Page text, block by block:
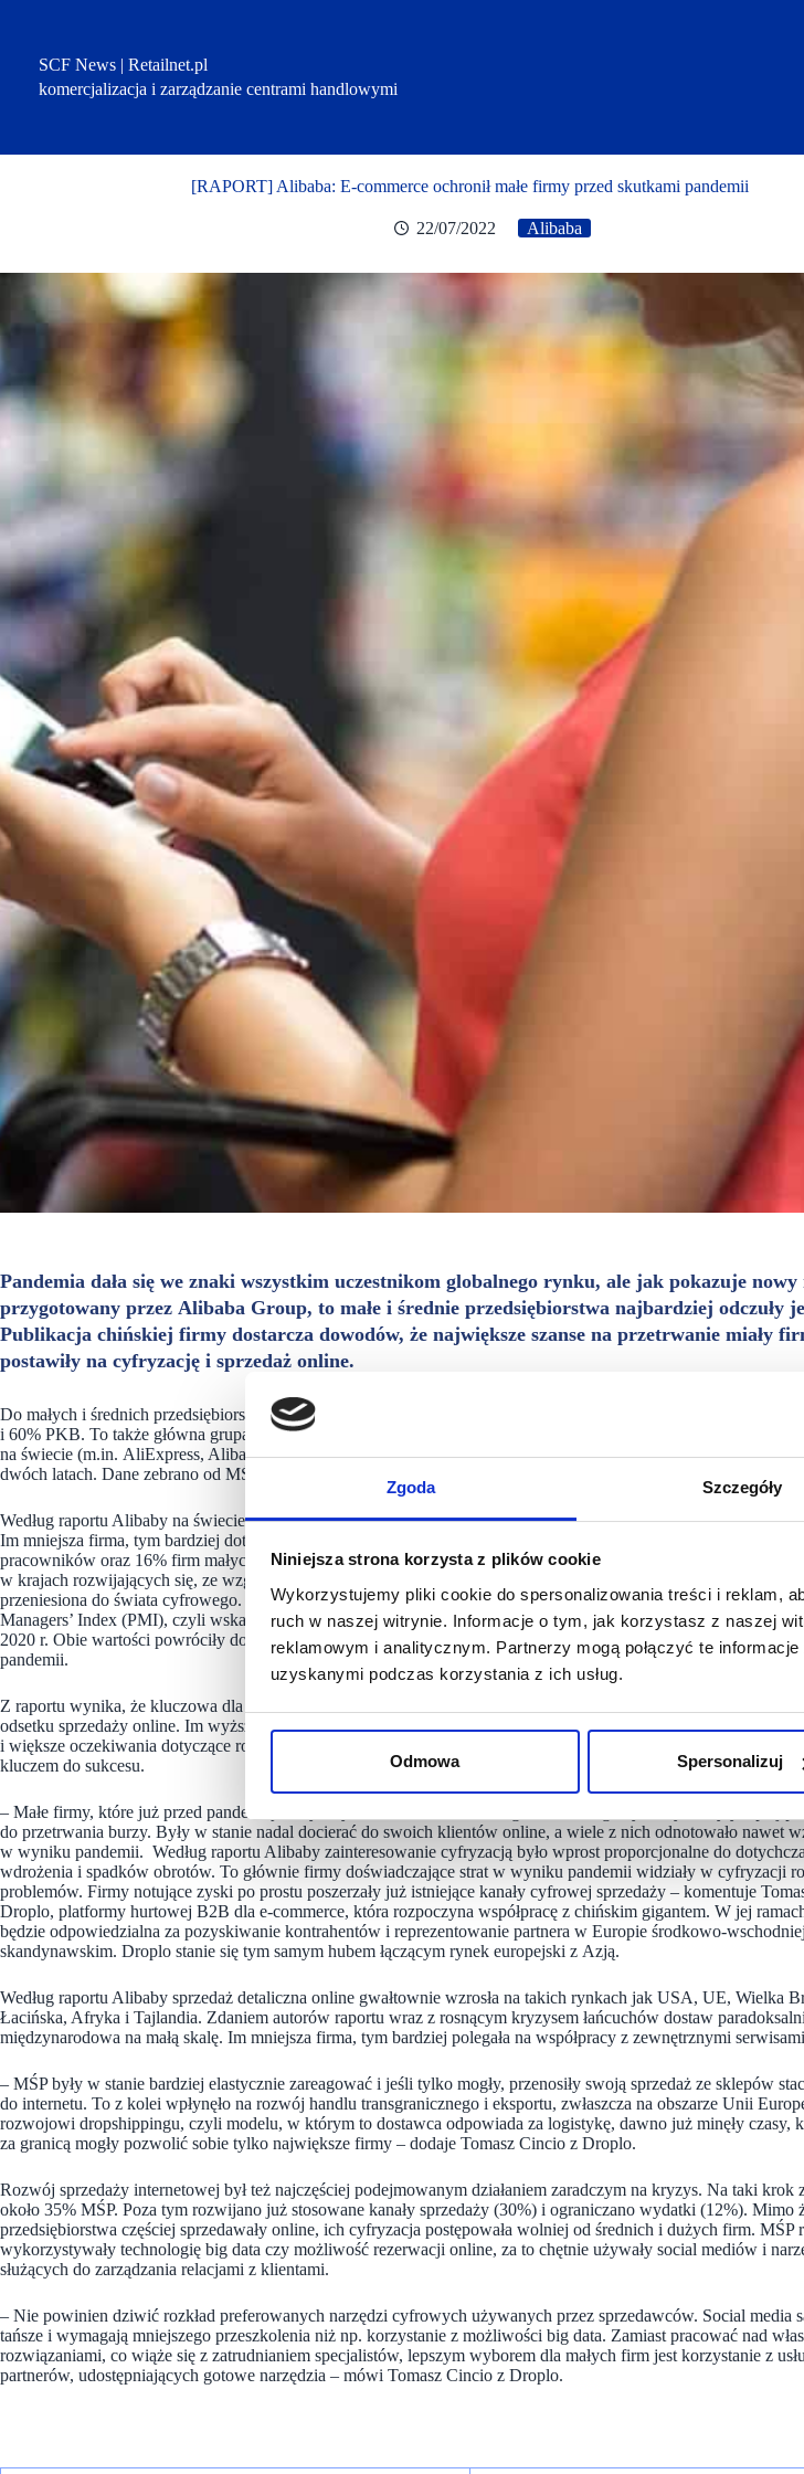
Zgoda Szczegóły
Niniejsza strona korzysta z plików cookie
Wykorzystujemy pliki cookie do spersonalizowania treści i reklam,
ruch w naszej witrynie. Informacje o tym, jak korzystasz z naszej
reklamowym i analitycznym. Partnerzy mogą połączyć te
uzyskanymi podczas korzystania z ich usług.
Odmowa Spersonalizuj
SCF News | Retailnet.pl
komercjalizacja i zarządzanie centrami handlowymi
[RAPORT] Alibaba: E-commerce ochronił małe firmy przed skutkami pandemii
22/07/2022 Alibaba
Pandemia dała się we znaki wszystkim uczestnikom globalnego rynku, ale jak pokazuje
przygotowany przez Alibaba Group, to małe i średnie przedsiębiorstwa najbardziej odczuły
Publikacja chińskiej firmy dostarcza dowodów, że największe szanse na przetrwanie miały
postawiły na cyfryzację i sprzedaż online.
Do małych i średnich przedsiębiorstw (MŚP) na całym świecie zaliczanych jest ponad 90% firm, odpowiadają za
i 60% PKB. To także główna grupa podmiotów obsługiwanych przez Alibaba Group, właściciela największych
na świecie (m.in. AliExpress, Alibaba.com, Lazada). Dlatego chiński koncern dokładnie przeanalizował kondycję
dwóch latach. Dane zebrano od MŚP w 164 krajach pod koniec maja 2022 r.
Według raportu Alibaby na świecie podczas pandemii w przypadku dwóch trzecich MŚP sprzedaż spadła o
Im mniejsza firma, tym bardziej dotknął ją kryzys. Całkowicie zamknięto co czwartą mikrofirmę, zatrudniającą
pracowników oraz 16% firm małych, czyli zatrudniających od 10 do 50 osób. Najbardziej negatywne skutki
w krajach rozwijających się, ze względu na większe wykorzystanie pracy manualnej, która nie mogła w prosty
przeniesiona do świata cyfrowego. Szczyt złych nastrojów wśród przedsiębiorców przypadał na marzec 2020
Managers’ Index (PMI), czyli wskaźnik mówiący o skłonności menadżerów do inwestycji najniższą wartość
2020 r. Obie wartości powróciły do normy w połowie 2021 r., a w Indiach nawet znacząco przewyższyły
pandemii.
Z raportu wynika, że kluczowa dla przetrwania pandemii była cyfryzacja, a spadki były mniej odczuwalne w
odsetku sprzedaży online. Im wyższy wskaźnik zaangażowania w e-commerce, tym wyższy odsetek wznowienia
i większe oczekiwania dotyczące rozwoju firmy i gospodarki. Spośród firm, które odnotowały wzrost, 47% uważa,
kluczem do sukcesu.
– Małe firmy, które już przed pandemią korzystały z handlu elektronicznego i technologii cyfrowych, były lepiej
do przetrwania burzy. Były w stanie nadal docierać do swoich klientów online, a wiele z nich odnotowało nawet
w wyniku pandemii. Według raportu Alibaby zainteresowanie cyfryzacją było wprost proporcjonalne do
wdrożenia i spadków obrotów. To głównie firmy doświadczające strat w wyniku pandemii widziały w cyfryzacji
problemów. Firmy notujące zyski po prostu poszerzały już istniejące kanały cyfrowej sprzedaży – komentuje
Droplo, platformy hurtowej B2B dla e-commerce, która rozpoczyna współpracę z chińskim gigantem. W jej
będzie odpowiedzialna za pozyskiwanie kontrahentów i reprezentowanie partnera w Europie środkowo-
skandynawskim. Droplo stanie się tym samym hubem łączącym rynek europejski z Azją.
Według raportu Alibaby sprzedaż detaliczna online gwałtownie wzrosła na takich rynkach jak USA, UE, Wielka
Łacińska, Afryka i Tajlandia. Zdaniem autorów raportu wraz z rosnącym kryzysem łańcuchów dostaw
międzynarodowa na małą skalę. Im mniejsza firma, tym bardziej polegała na współpracy z zewnętrznymi
– MŚP były w stanie bardziej elastycznie zareagować i jeśli tylko mogły, przenosiły swoją sprzedaż ze sklepów
do internetu. To z kolei wpłynęło na rozwój handlu transgranicznego i eksportu, zwłaszcza na obszarze Unii
rozwojowi dropshippingu, czyli modelu, w którym to dostawca odpowiada za logistykę, dawno już minęły czasy,
za granicą mogły pozwolić sobie tylko największe firmy – dodaje Tomasz Cincio z Droplo.
Rozwój sprzedaży internetowej był też najczęściej podejmowanym działaniem zaradczym na kryzys. Na taki krok
około 35% MŚP. Poza tym rozwijano już stosowane kanały sprzedaży (30%) i ograniczano wydatki (12%). Mimo
przedsiębiorstwa częściej sprzedawały online, ich cyfryzacja postępowała wolniej od średnich i dużych firm. MŚP
wykorzystywały technologię big data czy możliwość rezerwacji online, za to chętnie używały social mediów i
służących do zarządzania relacjami z klientami.
– Nie powinien dziwić rozkład preferowanych narzędzi cyfrowych używanych przez sprzedawców. Social media
tańsze i wymagają mniejszego przeszkolenia niż np. korzystanie z możliwości big data. Zamiast pracować nad
rozwiązaniami, co wiąże się z zatrudnianiem specjalistów, lepszym wyborem dla małych firm jest korzystanie z
partnerów, udostępniających gotowe narzędzia – mówi Tomasz Cincio z Droplo.